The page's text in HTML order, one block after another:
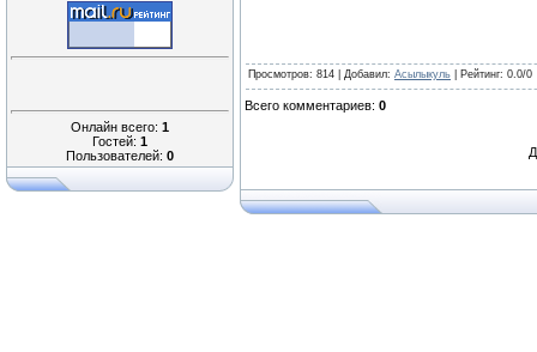
Онлайн всего: 1
Гостей: 1
Пользователей: 0
Просмотров: 814 | Добавил: Асылыкуль Рейтинг: 0.0/0
Всего комментариев: 0